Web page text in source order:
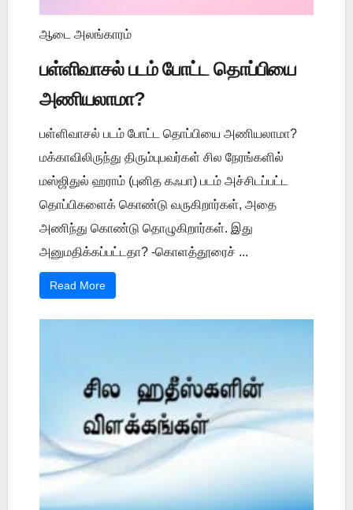
ஆடை அலங்காரம்
பள்ளிவாசல் படம் போட்ட தொப்பியை
அணியலாமா?
பள்ளிவாசல் படம் போட்ட தொப்பியை அணியலாமா?
மக்காவிலிருந்து திரும்புபவர்கள் சில நேரங்களில்
மஸ்ஜிதுல் ஹராம் (புனித கஃபா) படம் அச்சிடப்பட்ட
தொப்பிகளைக் கொண்டு வருகிறார்கள், அதை
அணிந்து கொண்டு தொழுகிறார்கள். இது
அனுமதிக்கப்பட்டதா? -கொளத்தூரைச் ...
Read More